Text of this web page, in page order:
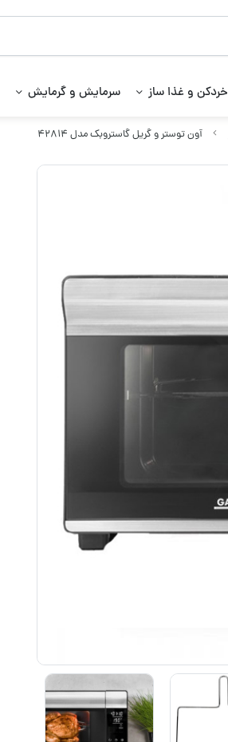
خردکن و غذا ساز سرمایش و گرمایش
آون توستر و گریل گاستروبک مدل 42814